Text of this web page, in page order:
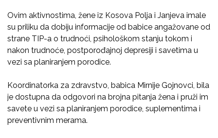
Ovim aktivnostima, žene iz Kosova Polja i Janjeva imale
su priliku da dobiju informacije od babice angažovane od
strane TIP-a o trudnoći, psihološkom stanju tokom i
nakon trudnoće, postporođajnoj depresiji i savetima u
vezi sa planiranjem porodice.
Koordinatorka za zdravstvo, babica Mirnije Gojnovci, bila
je dostupna da odgovori na brojna pitanja žena i pruži im
savete u vezi sa planiranjem porodice, suplementima i
preventivnim merama.